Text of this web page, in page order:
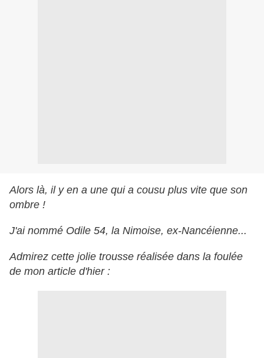
Alors là, il y en a une qui a cousu plus vite que son
ombre !
J'ai nommé Odile 54, la Nimoise, ex-Nancéienne...
Admirez cette jolie trousse réalisée dans la foulée
de mon article d'hier :